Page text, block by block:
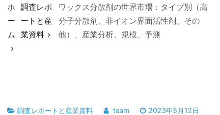
ホ
ー
ム
調査レポ
ートと産
業資料
ワックス分散剤の世界市場：タイプ別（高
分子分散剤、非イオン界面活性剤、その
他）、産業分析、規模、予測
調査レポートと産業資料 team
2023年5月12日